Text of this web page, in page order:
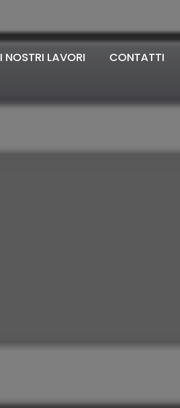
I NOSTRI LAVORI CONTATTI